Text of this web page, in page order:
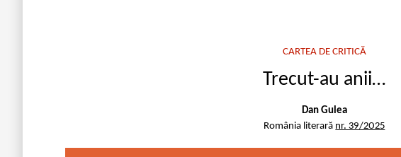
CARTEA DE CRITICĂ
Trecut-au anii…
Dan Gulea
România literară nr. 39/2025